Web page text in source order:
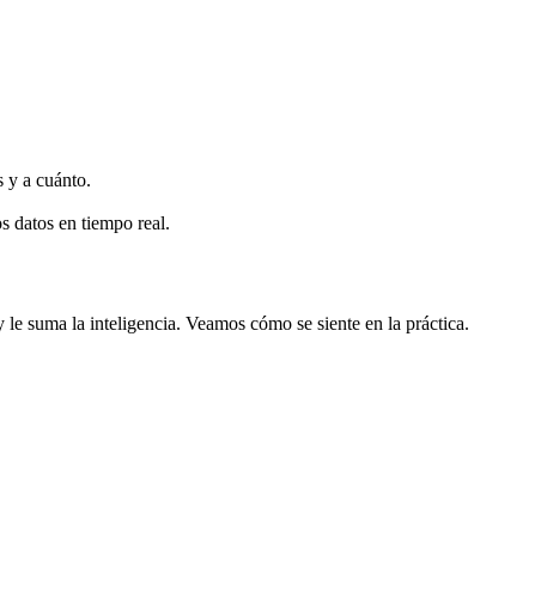
y a cuánto.
datos en tiempo real.
suma la inteligencia. Veamos cómo se siente en la práctica.